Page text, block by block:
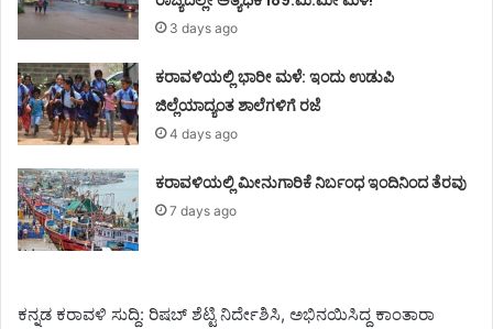
3 days ago
ಕರಾವಳಿಯಲ್ಲಿ ಭಾರೀ ಮಳೆ: ಇಂದು ಉಡುಪಿ
ಜಿಲ್ಲೆಯಾದ್ಯಂತ ಶಾಲೆಗಳಿಗೆ ರಜೆ
4 days ago
ಕರಾವಳಿಯಲ್ಲಿ ಮೀನುಗಾರಿಕೆ ನಿರ್ಬಂಧ ಇಂದಿನಿಂದ ತೆರವು
7 days ago
ಕನ್ನಡ ಕರಾವಳಿ ಸುದ್ದಿ: ರಿಷಬ್ ಶೆಟ್ಟಿ ನಿರ್ದೇಶಿಸಿ, ಅಭಿನಯಿಸಿದ್ದ ಕಾಂತಾರಾ